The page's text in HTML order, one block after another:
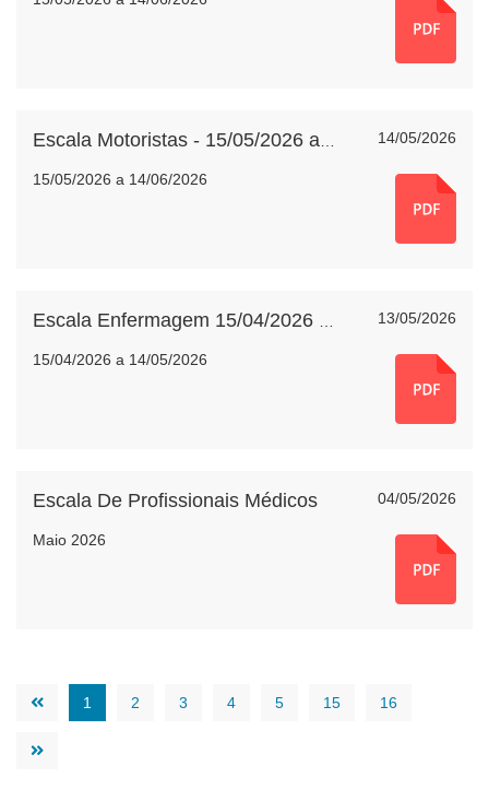
14/05/2026
15/05/2026 a 14/06/2026
13/05/2026
15/04/2026 a 14/05/2026
04/05/2026
Escala De Profissionais Médicos
Maio 2026
1 2 3 4 5 15 16